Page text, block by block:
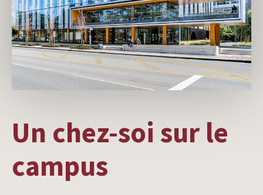
Un chez-soi sur le
campus